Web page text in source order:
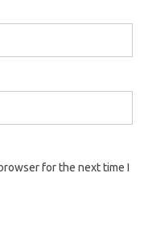
for the next time I